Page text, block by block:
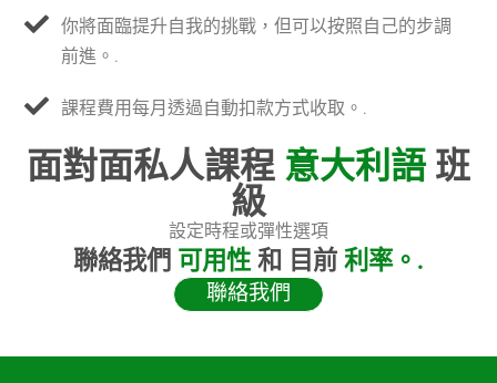
你將面臨提升自我的挑戰，但可以按照自己的步調
前進。.
課程費用每月透過自動扣款方式收取。.
面對面私人課程 意大利語 班
級
設定時程或彈性選項
聯絡我們 可用性和 目前 利率。.
聯絡我們